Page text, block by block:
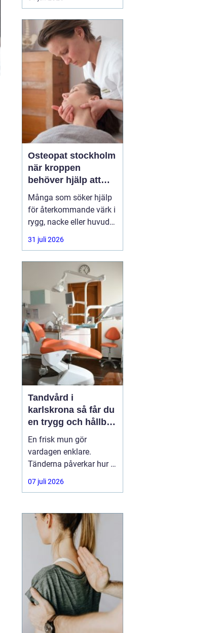
det svårt att koncentrera
sådant som arbete,
träning och vardagliga
sysslor. M...
Osteopat stockholm
när kroppen
behöver hjälp att
hitta balans
Många som söker hjälp
för återkommande värk i
rygg, nacke eller huvud
har redan provat både
träning, vila och
besvären släpper. Där
någonstans uppstår ofta
intresset för osteopati.
31 juli 2026
Tandvård i
karlskrona så får du
en trygg och hållbar
munhälsa
En frisk mun gör
vardagen enklare.
Tänderna påverkar hur vi
äter, hur vi pratar och hur
trygga vi känner oss i
människor sökerefter
tandvård Karlskrona
handlar
07 juli 2026